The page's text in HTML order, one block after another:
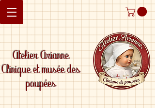
Atelier Arianne
Clinique et musée des
poupées